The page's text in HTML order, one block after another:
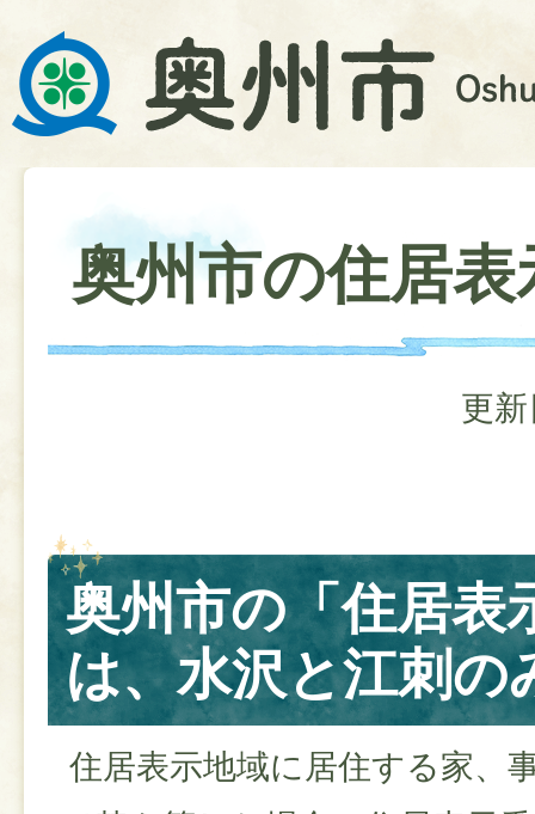
奥州市の住居表
更
奥州市の「住居表
は、水沢と江刺の
住居表示地域に居住する家、